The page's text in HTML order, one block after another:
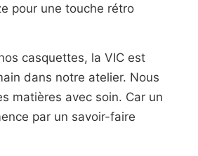
pour une touche rétro
casquettes, la VIC est
dans notre atelier. Nous
matières avec soin. Car un
par un savoir-faire